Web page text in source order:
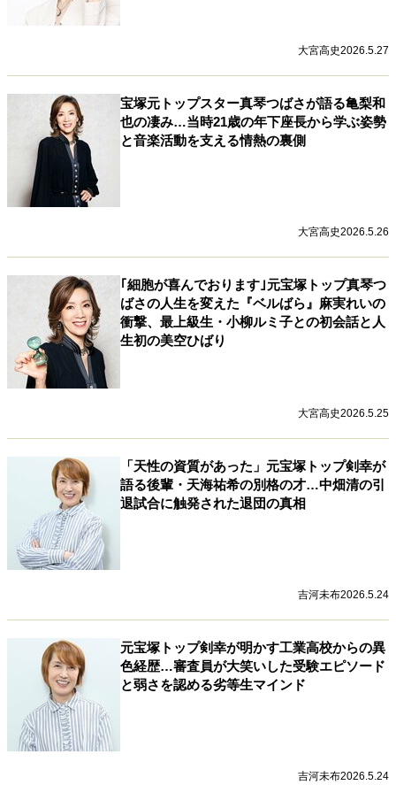
大宮高史2026.5.27
宝塚元トップスター真琴つばさが語る亀梨和
也の凄み…当時21歳の年下座長から学ぶ姿勢
と音楽活動を支える情熱の裏側
大宮高史2026.5.26
｢細胞が喜んでおります｣元宝塚トップ真琴つ
ばさの人生を変えた『ベルばら』麻実れいの
衝撃、最上級生・小柳ルミ子との初会話と人
生初の美空ひばり
大宮高史2026.5.25
「天性の資質があった」元宝塚トップ剣幸が
語る後輩・天海祐希の別格の才…中畑清の引
退試合に触発された退団の真相
吉河未布2026.5.24
元宝塚トップ剣幸が明かす工業高校からの異
色経歴…審査員が大笑いした受験エピソード
と弱さを認める劣等生マインド
吉河未布2026.5.24